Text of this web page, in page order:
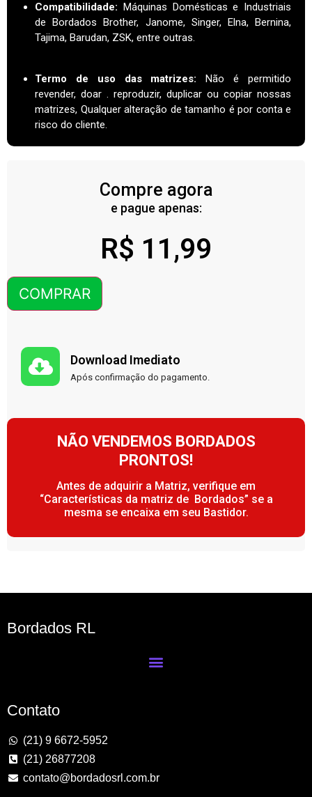
Compatibilidade: Máquinas Domésticas e Industriais
de Bordados Brother, Janome, Singer, Elna, Bernina,
Tajima, Barudan, ZSK, entre outras.
Termo de uso das matrizes:
Não é permitido
revender, doar . reproduzir, duplicar ou copiar nossas
matrizes, Qualquer alteração de tamanho é por conta e
risco do cliente.
Compre agora
e pague apenas:
R$ 11,99
COMPRAR
Download Imediato
Após confirmação do pagamento.
NÃO VENDEMOS BORDADOS
PRONTOS!
Antes de adquirir a Matriz, verifique em
“Características da matriz de Bordados” se a
mesma se encaixa em seu Bastidor.
Bordados RL
Contato
(21) 9 6672-5952
(21) 26877208
contato@bordadosrl.com.br